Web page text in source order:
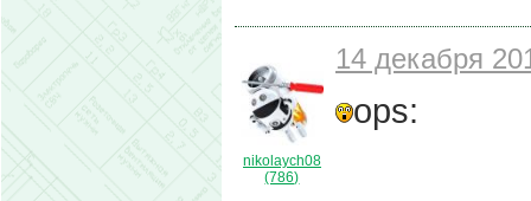
nikolaych08
(786)
14 декабря
ops: